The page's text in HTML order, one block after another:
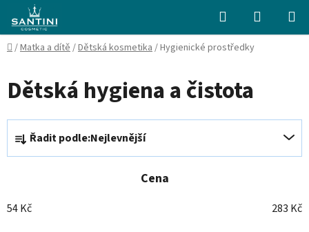
obsah
Hledat
KOŠÍK
Domů
/Matka a dítě/Dětská kosmetika/Hygienické prostředky
Dětská hygiena a čistota
Ř
z
n
í
Řadit podle:Nejlevnější
Cena
54Kč 283 Kč